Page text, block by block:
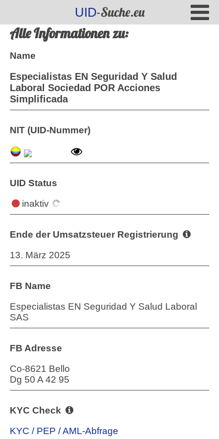
UID-Suche.eu
Alle Informationen zu:
Name
Especialistas EN Seguridad Y Salud
Laboral Sociedad POR Acciones
Simplificada
NIT (UID-Nummer)
UID Status
inaktiv
Ende der Umsatzsteuer Registrierung
13. März 2025
FB Name
Especialistas EN Seguridad Y Salud Laboral
SAS
FB Adresse
Co-8621 Bello
Dg 50 A 42 95
KYC Check
KYC / PEP / AML-Abfrage